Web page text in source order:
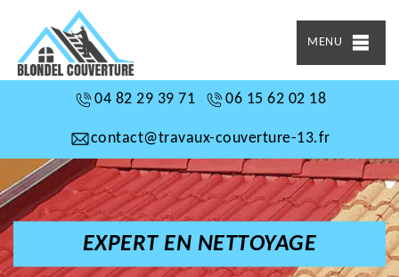
MENU
04 82 29 39 71 06 15 62 02 18
contact@travaux-couverture-13.fr
EXPERT EN NETTOYAGE